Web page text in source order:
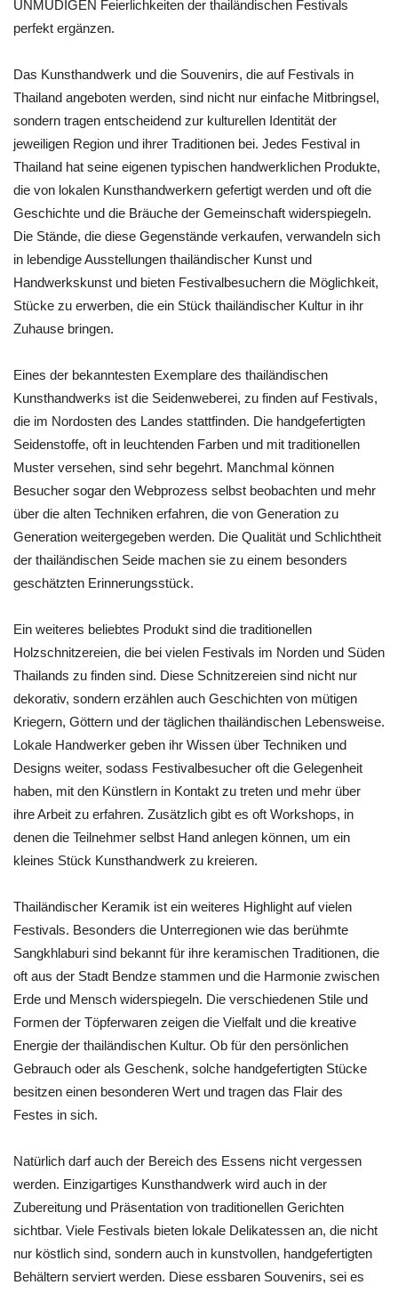
UNMÜDIGEN Feierlichkeiten der thailändischen Festivals
perfekt ergänzen.
Das Kunsthandwerk und die Souvenirs, die auf Festivals in
Thailand angeboten werden, sind nicht nur einfache Mitbringsel,
sondern tragen entscheidend zur kulturellen Identität der
jeweiligen Region und ihrer Traditionen bei. Jedes Festival in
Thailand hat seine eigenen typischen handwerklichen Produkte,
die von lokalen Kunsthandwerkern gefertigt werden und oft die
Geschichte und die Bräuche der Gemeinschaft widerspiegeln.
Die Stände, die diese Gegenstände verkaufen, verwandeln sich
in lebendige Ausstellungen thailändischer Kunst und
Handwerkskunst und bieten Festivalbesuchern die Möglichkeit,
Stücke zu erwerben, die ein Stück thailändischer Kultur in ihr
Zuhause bringen.
Eines der bekanntesten Exemplare des thailändischen
Kunsthandwerks ist die Seidenweberei, zu finden auf Festivals,
die im Nordosten des Landes stattfinden. Die handgefertigten
Seidenstoffe, oft in leuchtenden Farben und mit traditionellen
Muster versehen, sind sehr begehrt. Manchmal können
Besucher sogar den Webprozess selbst beobachten und mehr
über die alten Techniken erfahren, die von Generation zu
Generation weitergegeben werden. Die Qualität und Schlichtheit
der thailändischen Seide machen sie zu einem besonders
geschätzten Erinnerungsstück.
Ein weiteres beliebtes Produkt sind die traditionellen
Holzschnitzereien, die bei vielen Festivals im Norden und Süden
Thailands zu finden sind. Diese Schnitzereien sind nicht nur
dekorativ, sondern erzählen auch Geschichten von mütigen
Kriegern, Göttern und der täglichen thailändischen Lebensweise.
Lokale Handwerker geben ihr Wissen über Techniken und
Designs weiter, sodass Festivalbesucher oft die Gelegenheit
haben, mit den Künstlern in Kontakt zu treten und mehr über
ihre Arbeit zu erfahren. Zusätzlich gibt es oft Workshops, in
denen die Teilnehmer selbst Hand anlegen können, um ein
kleines Stück Kunsthandwerk zu kreieren.
Thailändischer Keramik ist ein weiteres Highlight auf vielen
Festivals. Besonders die Unterregionen wie das berühmte
Sangkhlaburi sind bekannt für ihre keramischen Traditionen, die
oft aus der Stadt Bendze stammen und die Harmonie zwischen
Erde und Mensch widerspiegeln. Die verschiedenen Stile und
Formen der Töpferwaren zeigen die Vielfalt und die kreative
Energie der thailändischen Kultur. Ob für den persönlichen
Gebrauch oder als Geschenk, solche handgefertigten Stücke
besitzen einen besonderen Wert und tragen das Flair des
Festes in sich.
Natürlich darf auch der Bereich des Essens nicht vergessen
werden. Einzigartiges Kunsthandwerk wird auch in der
Zubereitung und Präsentation von traditionellen Gerichten
sichtbar. Viele Festivals bieten lokale Delikatessen an, die nicht
nur köstlich sind, sondern auch in kunstvollen, handgefertigten
Behältern serviert werden. Diese essbaren Souvenirs, sei es